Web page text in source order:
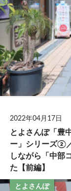
2022年04月17日
とよさんぽ「豊
ー」シリーズ②
しながら「中部
た【前編】
とよさんぽ